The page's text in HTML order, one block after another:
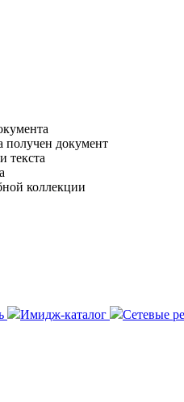
получен документ
текста
коллекции
Имидж-каталог
Сетевые